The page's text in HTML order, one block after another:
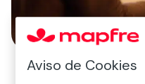
Aviso de Cookies